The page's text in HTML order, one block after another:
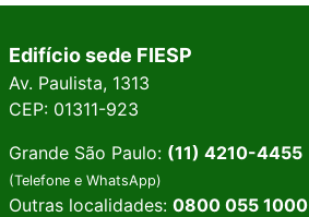
Edifício sede FIESP
Av. Paulista, 1313
CEP: 01311-923
Grande São Paulo: (11) 4210-4455
(Telefone e WhatsApp)
Outras localidades: 0800 055 1000